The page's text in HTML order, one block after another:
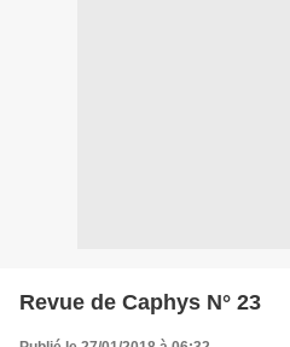
Revue de Caphys N° 23